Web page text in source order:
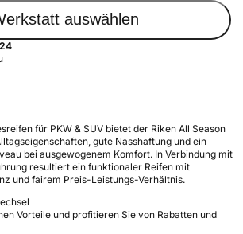
auswählen
für PKW & SUV bietet der Riken All Season
gute Nasshaftung und ein
bei ausgewogenem Komfort. In Verbindung mit
resultiert ein funktionaler Reifen mit
und fairem Preis-Leistungs-Verhältnis.
Vorteile und profitieren Sie von Rabatten und